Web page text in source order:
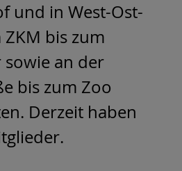
und in West-Ost-
bis zum
sowie an der
bis zum Zoo
Derzeit haben